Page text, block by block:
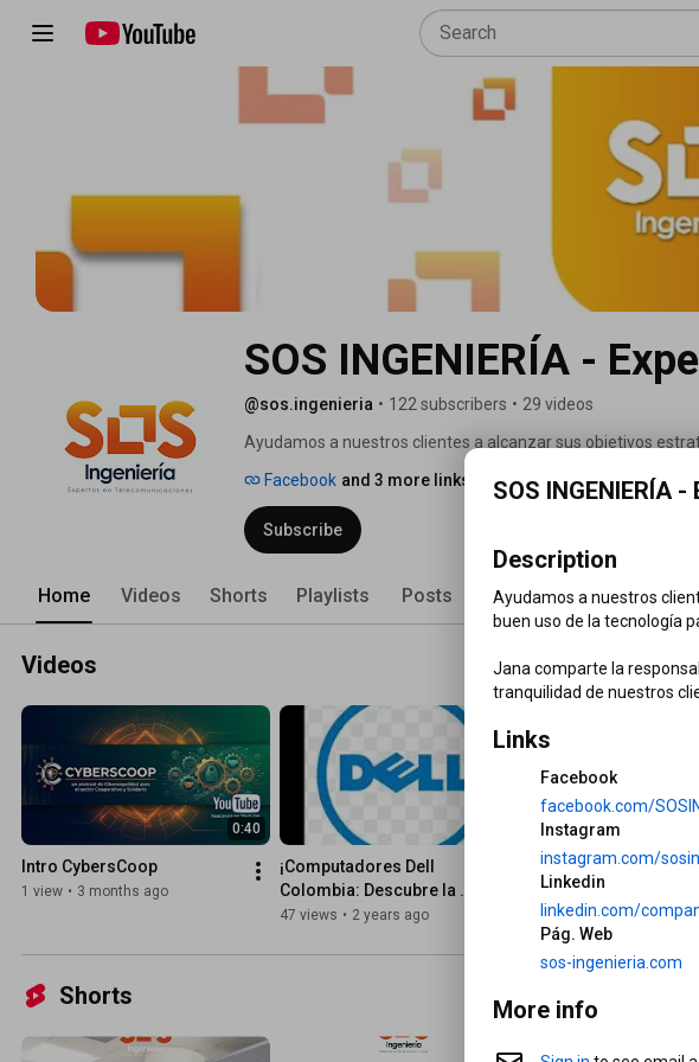
SOS INGENIERÍA -
@sos.ingenieria • 122 subscribers • 29 videos
Ayudamos a nuestros clientes a alcanzar sus objetivos
tecnología para que sean más exitosos en sus negocios.
Facebook and 3 more links
Subscribe
Home Videos Shorts Playlists Posts
Videos
0:40
Intro CybersCoop
1 view • 3 months ago
¡Computadores Dell
Colombia: Descubre la
Potencia y Versatilidad!
47 views • 2 years ago
¡Acelera tu PC al
Disco Duro Estado
500 GB WD Green -
Computienda
17 views • 2 years ago
Shorts
SOS INGENIERÍA
Description
Ayudamos a nuestros
buen uso de la tecnología
Jana comparte la
Links
Facebook
Instagram
Linkedin
Pág. Web
sos-ingenieria.com
More info